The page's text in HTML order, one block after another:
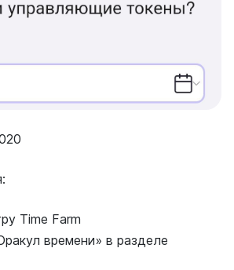
Time Farm
времени» в разделе